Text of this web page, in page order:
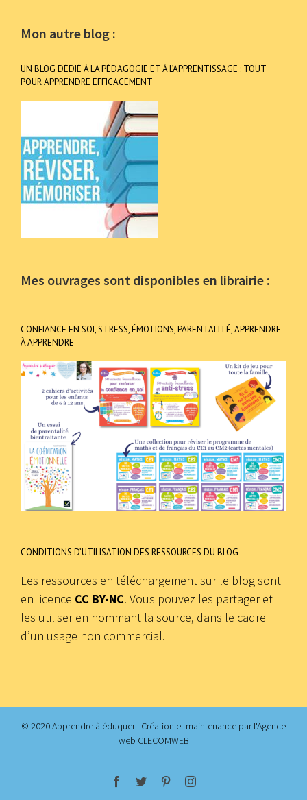
Mon autre blog :
UN BLOG DÉDIÉ À LA PÉDAGOGIE ET À L’APPRENTISSAGE : TOUT
POUR APPRENDRE EFFICACEMENT
Mes ouvrages sont disponibles en librairie :
CONFIANCE EN SOI, STRESS, ÉMOTIONS, PARENTALITÉ, APPRENDRE
À APPRENDRE
CONDITIONS D’UTILISATION DES RESSOURCES DU BLOG
Les ressources en téléchargement sur le blog sont
en licence CC BY-NC. Vous pouvez les partager et
les utiliser en nommant la source, dans le cadre
d’un usage non commercial.
© 2020 Apprendre à éduquer | Création et maintenance parl'Agence
web CLECOMWEB
facebooktwitter pinterestinstagram